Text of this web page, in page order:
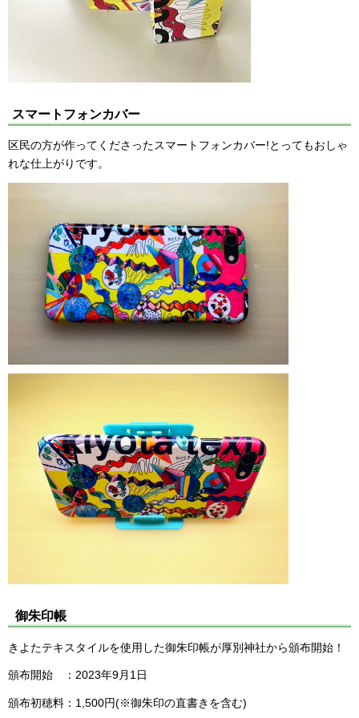
スマートフォンカバー
区民の方が作ってくださったスマートフォンカバー!とってもおしゃ
れな仕上がりです。
御朱印帳
きよたテキスタイルを使用した御朱印帳が厚別神社から頒布開始！
頒布開始 ：2023年9月1日
頒布初穂料：1,500円(※御朱印の直書きを含む)